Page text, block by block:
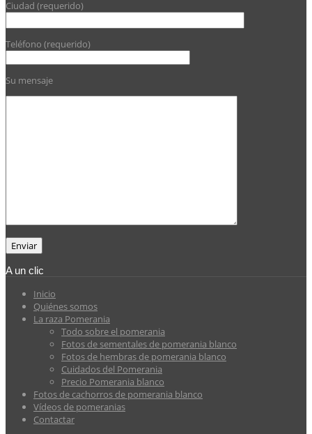
Ciudad (requerido)
Teléfono (requerido)
Su mensaje
A un clic
Inicio
Quiénes somos
La raza Pomerania
Todo sobre el pomerania
Fotos de sementales de pomerania blanco
Fotos de hembras de pomerania blanco
Cuidados del Pomerania
Precio Pomerania blanco
Fotos de cachorros de pomerania blanco
Vídeos de pomeranias
Contactar